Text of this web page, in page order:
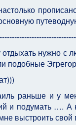
нужно с
подобные
раньше и у
и подумать ….
выстроить